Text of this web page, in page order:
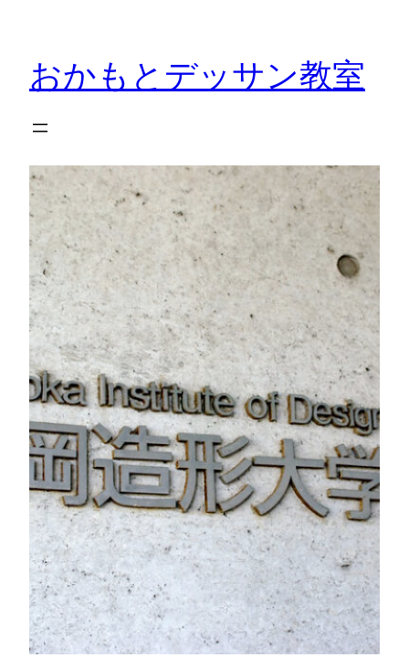
おかもとデッサン教室